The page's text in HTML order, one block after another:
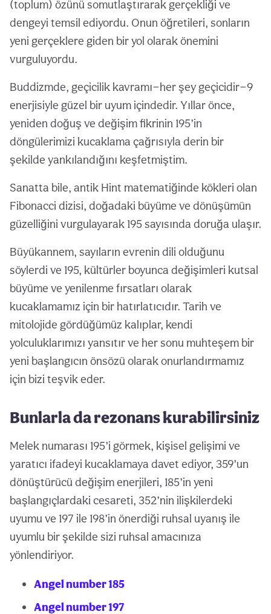
(toplum) özünü somutlaştırarak gerçekliği ve
dengeyi temsil ediyordu. Onun öğretileri, sonların
yeni gerçeklere giden bir yol olarak önemini
vurguluyordu.
Buddizmde, geçicilik kavramı—her şey geçicidir—9
enerjisiyle güzel bir uyum içindedir. Yıllar önce,
yeniden doğuş ve değişim fikrinin 195’in
döngülerimizi kucaklama çağrısıyla derin bir
şekilde yankılandığını keşfetmiştim.
Sanatta bile, antik Hint matematiğinde kökleri olan
Fibonacci dizisi, doğadaki büyüme ve dönüşümün
güzelliğini vurgulayarak 195 sayısında doruğa ulaşır.
Büyükannem, sayıların evrenin dili olduğunu
söylerdi ve 195, kültürler boyunca değişimleri kutsal
büyüme ve yenilenme fırsatları olarak
kucaklamamız için bir hatırlatıcıdır. Tarih ve
mitolojide gördüğümüz kalıplar, kendi
yolculuklarımızı yansıtır ve her sonu muhteşem bir
yeni başlangıcın önsözü olarak onurlandırmamız
için bizi teşvik eder.
Bunlarla da rezonans kurabilirsiniz
Melek numarası 195’i görmek, kişisel gelişimi ve
yaratıcı ifadeyi kucaklamaya davet ediyor, 359’un
dönüştürücü değişim enerjileri, 185’in yeni
başlangıçlardaki cesareti, 352’nin ilişkilerdeki
uyumu ve 197 ile 198’in önerdiği ruhsal uyanış ile
uyumlu bir şekilde sizi ruhsal amacınıza
yönlendiriyor.
Angel number 185
Angel number 197